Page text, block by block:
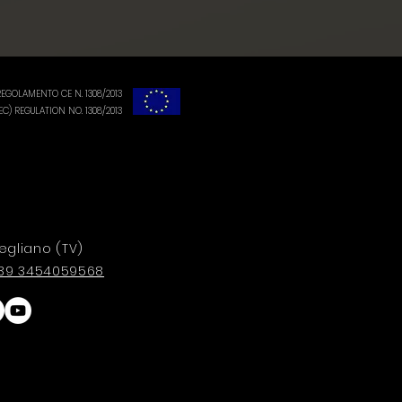
CE N. 1308/2013
REGULATION NO. 1308/2013
(TV)
3454059568